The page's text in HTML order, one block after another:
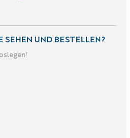
SEHEN UND BESTELLEN?